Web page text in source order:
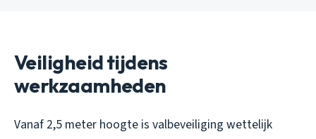
Veiligheid tijdens
werkzaamheden
Vanaf 2,5 meter hoogte is valbeveiliging wettelijk